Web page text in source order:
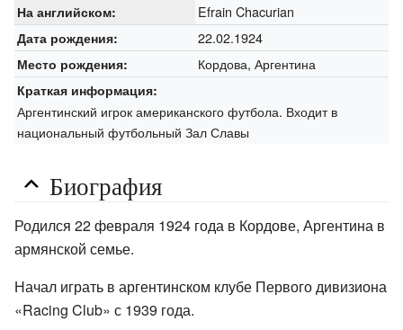
На английском: Efrain Chacurian
Дата рождения: 22.02.1924
Место рождения: Кордова, Аргентина
Краткая информация:
Аргентинский игрок американского футбола. Входит в
национальный футбольный Зал Славы
Биография
Родился 22 февраля 1924 года в Кордове, Аргентина в
армянской семье.
Начал играть в аргентинском клубе Первого дивизиона
«Racing Club» с 1939 года.